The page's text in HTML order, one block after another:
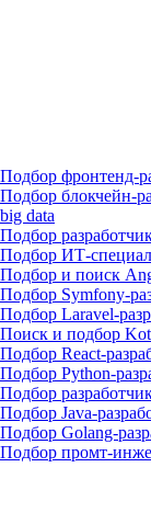
Подбор фронтенд-
Подбор блокчейн-
big data
Подбор
Подбор ИТ-
Подбор и поиск
Подбор Symfony-
Подбор Laravel-
Поиск и подбор
Подбор React-
Подбор Python-
Подбор
Подбор Java-
Подбор Golang-
Подбор промт-